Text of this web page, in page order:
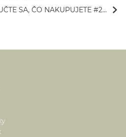
SA, ČO NAKUPUJETE #2...